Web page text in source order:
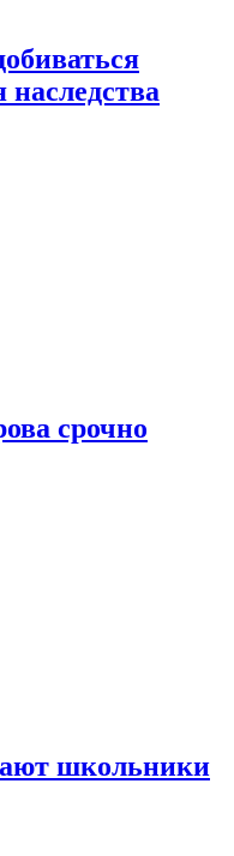
наследства
срочно
школьники